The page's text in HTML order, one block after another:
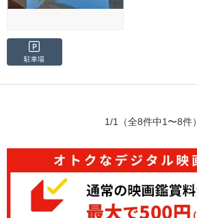
駐車場
1/1 （全8件中1〜8件）